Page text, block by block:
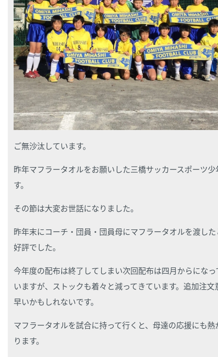
ご無沙汰しています。
昨年マフラータオルをお願いした三橋サッカースポーツ
す。
その節は大変お世話になりました。
昨年末にコーチ・団員・団員母にマフラータオルを渡し
好評でした。
今年度の配布は終了してしまい次回配布は四月からにな
いますが、ストックも着々と減ってきています。追加注文
早いかもしれないです。
マフラータオルを試合に持って行くと、母達の応援にも熱
ります。